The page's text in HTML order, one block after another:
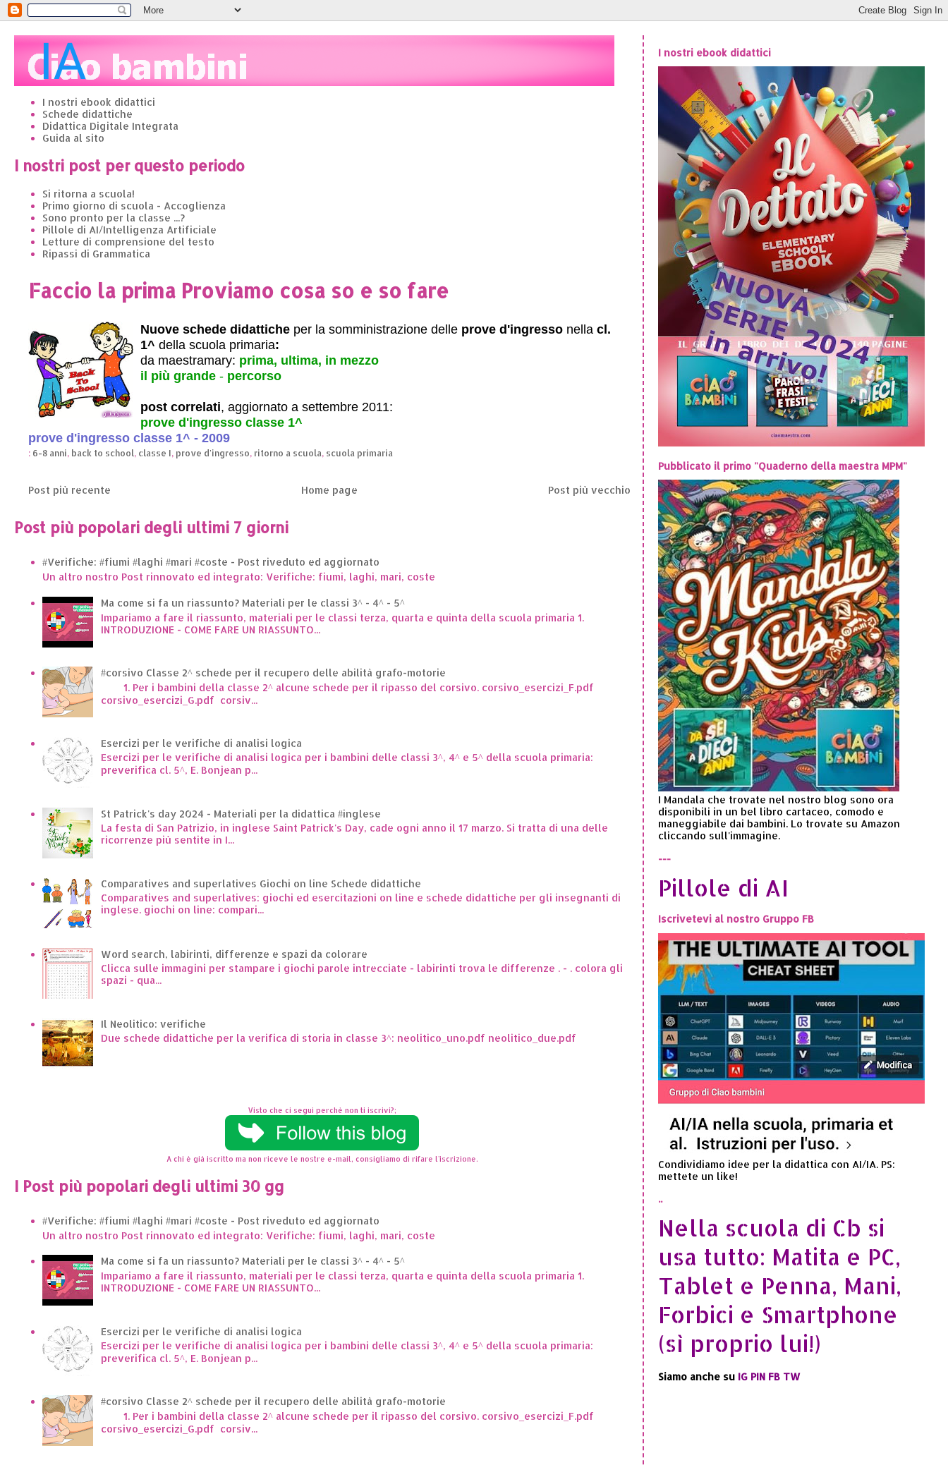
I nostri ebook didattici
Schede didattiche
Didattica Digitale Integrata
Guida al sito
I nostri post per questo periodo
Si ritorna a scuola!
Primo giorno di scuola - Accoglienza
Sono pronto per la classe ...?
Pillole di AI/Intelligenza Artificiale
Letture di comprensione del testo
Ripassi di Grammatica
Faccio la prima Proviamo cosa so e so fare
Nuove schede didattiche per la somministrazione delle prove d'ingresso nella cl.
1^ della scuola primaria:
da maestramary: prima, ultima, in mezzo
il più grande - percorso
post correlati, aggiornato a settembre 2011:
prove d'ingresso classe 1^
prove d'ingresso classe 1^ - 2009
: 6-8 anni, back to school, classe I, prove d'ingresso, ritorno a scuola, scuola primaria
Post più recente Post più vecchio
Home page
Post più popolari degli ultimi 7 giorni
#Verifiche: #fiumi #laghi #mari #coste - Post riveduto ed aggiornato
Un altro nostro Post rinnovato ed integrato: Verifiche: fiumi, laghi, mari, coste
Ma come si fa un riassunto? Materiali per le classi 3^ - 4^ - 5^
Impariamo a fare il riassunto, materiali per le classi terza, quarta e quinta della scuola primaria 1.
INTRODUZIONE - COME FARE UN RIASSUNTO...
#corsivo Classe 2^ schede per il recupero delle abilità grafo-motorie
1. Per i bambini della classe 2^ alcune schede per il ripasso del corsivo. corsivo_esercizi_F.pdf
corsivo_esercizi_G.pdf corsiv...
Esercizi per le verifiche di analisi logica
Esercizi per le verifiche di analisi logica per i bambini delle classi 3^, 4^ e 5^ della scuola primaria:
preverifica cl. 5^, E. Bonjean p...
St Patrick's day 2024 - Materiali per la didattica #inglese
La festa di San Patrizio, in inglese Saint Patrick's Day, cade ogni anno il 17 marzo. Si tratta di una delle
ricorrenze più sentite in I...
Comparatives and superlatives Giochi on line Schede didattiche
Comparatives and superlatives: giochi ed esercitazioni on line e schede didattiche per gli insegnanti di
inglese. giochi on line: compari...
Word search, labirinti, differenze e spazi da colorare
Clicca sulle immagini per stampare i giochi parole intrecciate - labirinti trova le differenze . - . colora gli
spazi - qua...
Il Neolitico: verifiche
Due schede didattiche per la verifica di storia in classe 3^: neolitico_uno.pdf neolitico_due.pdf
Visto che ci segui perchè non ti iscrivi?;
A chi è già iscritto ma non riceve le nostre e-mail, consigliamo di rifare l'iscrizione.
I Post più popolari degli ultimi 30 gg
#Verifiche: #fiumi #laghi #mari #coste - Post riveduto ed aggiornato
Un altro nostro Post rinnovato ed integrato: Verifiche: fiumi, laghi, mari, coste
Ma come si fa un riassunto? Materiali per le classi 3^ - 4^ - 5^
Impariamo a fare il riassunto, materiali per le classi terza, quarta e quinta della scuola primaria 1.
INTRODUZIONE - COME FARE UN RIASSUNTO...
Esercizi per le verifiche di analisi logica
Esercizi per le verifiche di analisi logica per i bambini delle classi 3^, 4^ e 5^ della scuola primaria:
preverifica cl. 5^, E. Bonjean p...
#corsivo Classe 2^ schede per il recupero delle abilità grafo-motorie
1. Per i bambini della classe 2^ alcune schede per il ripasso del corsivo. corsivo_esercizi_F.pdf
corsivo_esercizi_G.pdf corsiv...
I nostri ebook didattici
Pubblicato il primo "Quaderno della maestra MPM"
I Mandala che trovate nel nostro blog sono ora
disponibili in un bel libro cartaceo, comodo e
maneggiabile dai bambini. Lo trovate su Amazon
cliccando sull'immagine.
---
Pillole di AI
Iscrivetevi al nostro Gruppo FB
Condividiamo idee per la didattica con AI/IA. PS:
mettete un like!
..
Nella scuola di Cb si
usa tutto: Matita e PC,
Tablet e Penna, Mani,
Forbici e Smartphone
(sì proprio lui!)
Siamo anche su IG PIN FB TW